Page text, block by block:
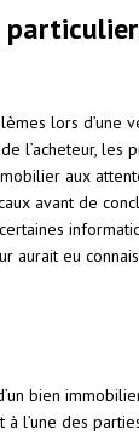
lors d’une
l’acheteur, les
aux
avant de
eu
bien
l’une des